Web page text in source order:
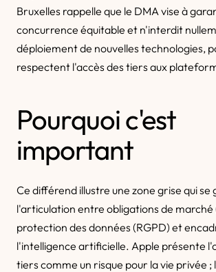
Bruxelles rappelle que le DMA vise à
concurrence équitable et n'interdit
déploiement de nouvelles technologies,
respectent l'accès des tiers aux
Pourquoi c'est
important
Ce différend illustre une zone grise qui se
l'articulation entre obligations de marché
protection des données (RGPD) et
l'intelligence artificielle. Apple présente
tiers comme un risque pour la vie privée ;